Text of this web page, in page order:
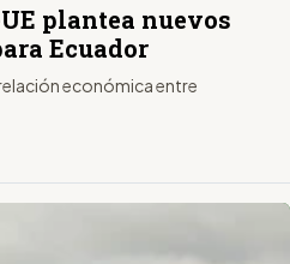
plantea nuevos
Ecuador
económica entre